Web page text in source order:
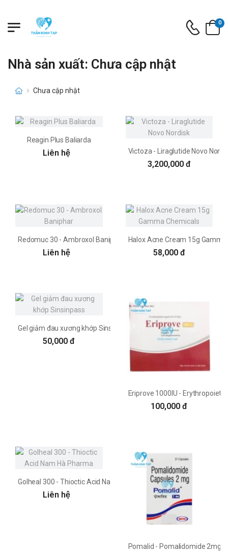
0
Nhà sản xuất: Chưa cập nhật
Chưa cập nhật
Reagin Plus Baliarda
Liên hệ Victoza - Liraglutide Novo
3,200,000 đ
Redomuc 30 - Ambroxol Baniphar
Liên hệ
Halox Acne Cream 15g
58,000 đ
Gel giảm đau xương khớp Sinsinpass
50,000 đ
Eriprove 1000IU -
100,000 đ
Golheal 300 - Thioctic Acid Nam Hà Pharma
Liên hệ
Pomalid - Pomalidomide 2mg